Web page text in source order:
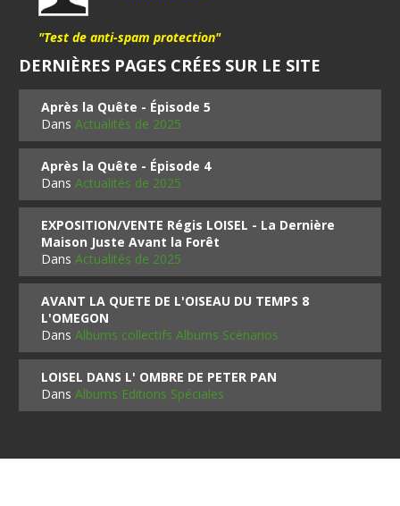
"Test de anti-spam protection"
DERNIÈRES PAGES CRÉES SUR LE SITE
Après la Quête - Épisode 5
DansActualités de 2025
Après la Quête - Épisode 4
DansActualités de 2025
EXPOSITION/VENTE Régis LOISEL - La Dernière
Maison Juste Avant la Forêt
DansActualités de 2025
AVANT LA QUETE DE L'OISEAU DU TEMPS 8
L'OMEGON
DansAlbums collectifs Albums Scénarios
LOISEL DANS L' OMBRE DE PETER PAN
DansAlbums Editions Spéciales